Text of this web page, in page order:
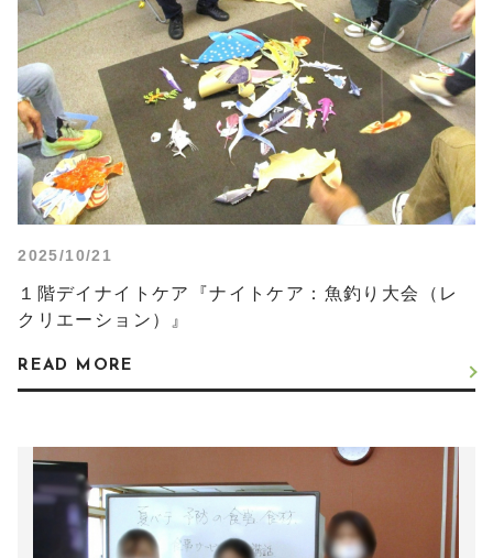
2025/10/21
１階デイナイトケア『ナイトケア：魚釣り大会（レ
クリエーション）』
READ MORE